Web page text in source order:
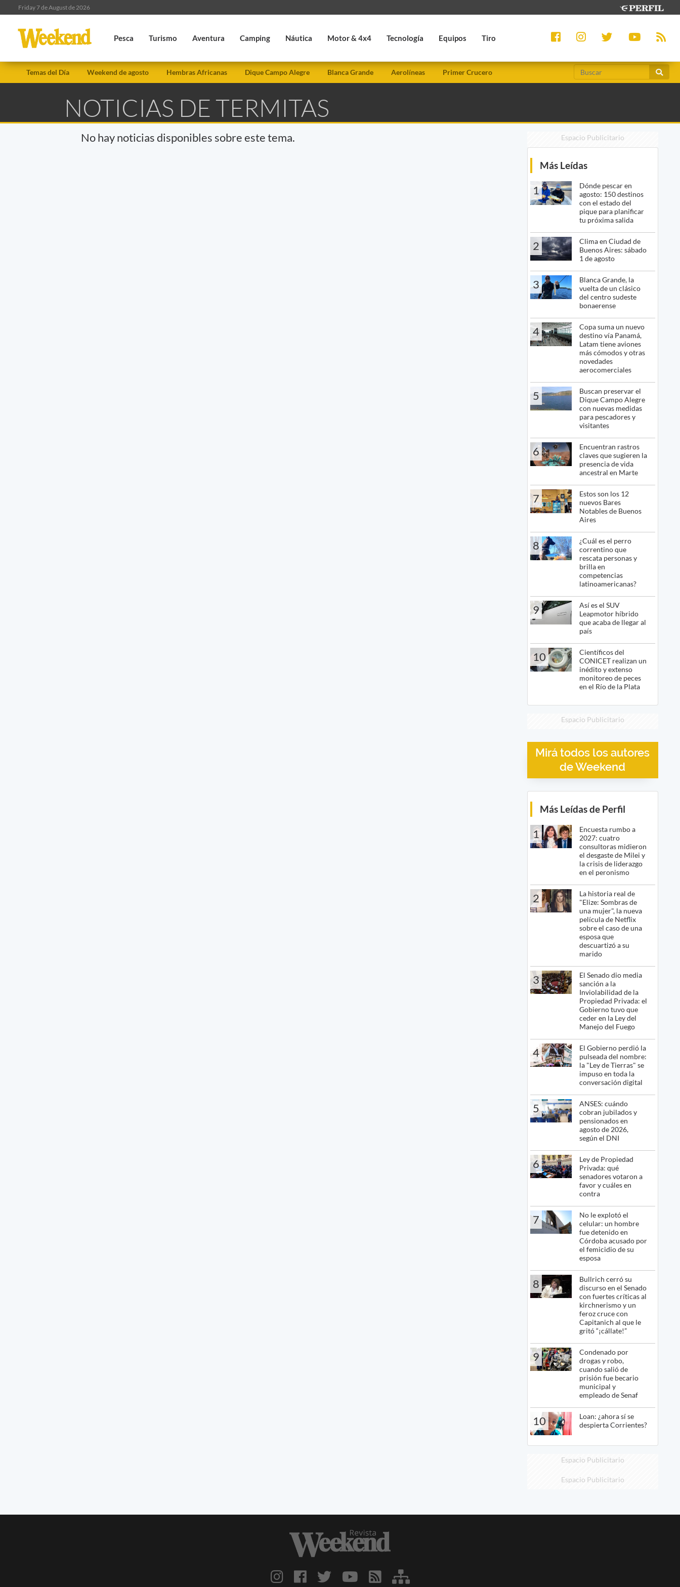
Friday 7 de August de 2026
Pesca Turismo Aventura Camping Náutica Motor & 4x4 Tecnología Equipos Tiro
Temas del Día Weekend de agosto Hembras Africanas Dique Campo Alegre Blanca Grande Aerolíneas Primer Crucero
NOTICIAS DE TERMITAS
No hay noticias disponibles sobre este tema. Espacio Publicitario
Más Leídas
1
Dónde pescar en
agosto: 150 destinos
con el estado del
pique para planificar
tu próxima salida
2
Clima en Ciudad de
Buenos Aires: sábado
1 de agosto
3
Blanca Grande, la
vuelta de un clásico
del centro sudeste
bonaerense
4
Copa suma un nuevo
destino vía Panamá,
Latam tiene aviones
más cómodos y otras
novedades
aerocomerciales
5
Buscan preservar el
Dique Campo Alegre
con nuevas medidas
para pescadores y
visitantes
6
Encuentran rastros
claves que sugieren la
presencia de vida
ancestral en Marte
7
Estos son los 12
nuevos Bares
Notables de Buenos
Aires
8
¿Cuál es el perro
correntino que
rescata personas y
brilla en
competencias
latinoamericanas?
9
Así es el SUV
Leapmotor híbrido
que acaba de llegar al
país
10
Científicos del
CONICET realizan un
inédito y extenso
monitoreo de peces
en el Río de la Plata
Espacio Publicitario
Mirá todos los autores
de Weekend
Más Leídas de Perfil
1
Encuesta rumbo a
2027: cuatro
consultoras midieron
el desgaste de Milei y
la crisis de liderazgo
en el peronismo
2
La historia real de
"Elize: Sombras de
una mujer", la nueva
película de Netflix
sobre el caso de una
esposa que
descuartizó a su
marido
3
El Senado dio media
sanción a la
Inviolabilidad de la
Propiedad Privada: el
Gobierno tuvo que
ceder en la Ley del
Manejo del Fuego
4
El Gobierno perdió la
pulseada del nombre:
la "Ley de Tierras" se
impuso en toda la
conversación digital
5
ANSES: cuándo
cobran jubilados y
pensionados en
agosto de 2026,
según el DNI
6
Ley de Propiedad
Privada: qué
senadores votaron a
favor y cuáles en
contra
7
No le explotó el
celular: un hombre
fue detenido en
Córdoba acusado por
el femicidio de su
esposa
8
Bullrich cerró su
discurso en el Senado
con fuertes críticas al
kirchnerismo y un
feroz cruce con
Capitanich al que le
gritó “¡cállate!”
9
Condenado por
drogas y robo,
cuando salió de
prisión fue becario
municipal y
empleado de Senaf
10
Loan: ¿ahora sí se
despierta Corrientes?
Espacio Publicitario
Espacio Publicitario